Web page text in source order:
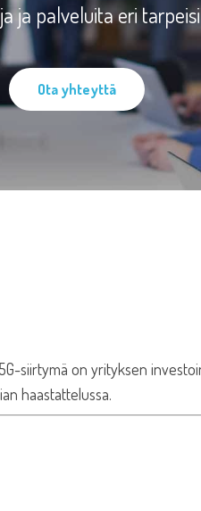
ja palveluita eri
Ota yhteyttä
siirtymä on yrityksen
haastattelussa.